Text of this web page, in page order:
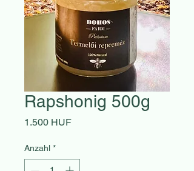
Rapshonig 500g
1.500 HUFPreis
Anzahl *